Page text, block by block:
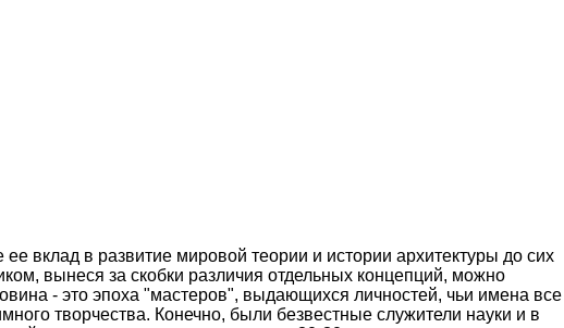
вклад в развитие мировой теории и истории архитектуры до сих
вынеся за скобки различия отдельных концепций, можно
- это эпоха "мастеров", выдающихся личностей, чьи имена все
творчества. Конечно, были безвестные служители науки и в